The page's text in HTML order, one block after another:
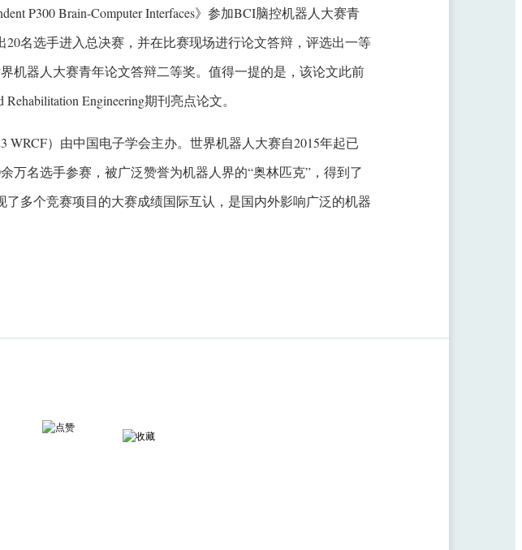
P300 Brain-Computer Interfaces》参加BCI脑控机器人大赛青
名选手进入总决赛，并在比赛现场进行论文答辩，评选出一等
机器人大赛青年论文答辩二等奖。值得一提的是，该论文此前
Rehabilitation Engineering期刊亮点论文。
WRCF）由中国电子学会主办。世界机器人大赛自2015年起已
万名选手参赛，被广泛赞誉为机器人界的“奥林匹克”，得到了
多个竞赛项目的大赛成绩国际互认，是国内外影响广泛的机器